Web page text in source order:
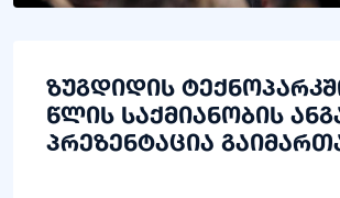
ზუგდიდის
წლის საქმიანობის
პრეზენტაცია